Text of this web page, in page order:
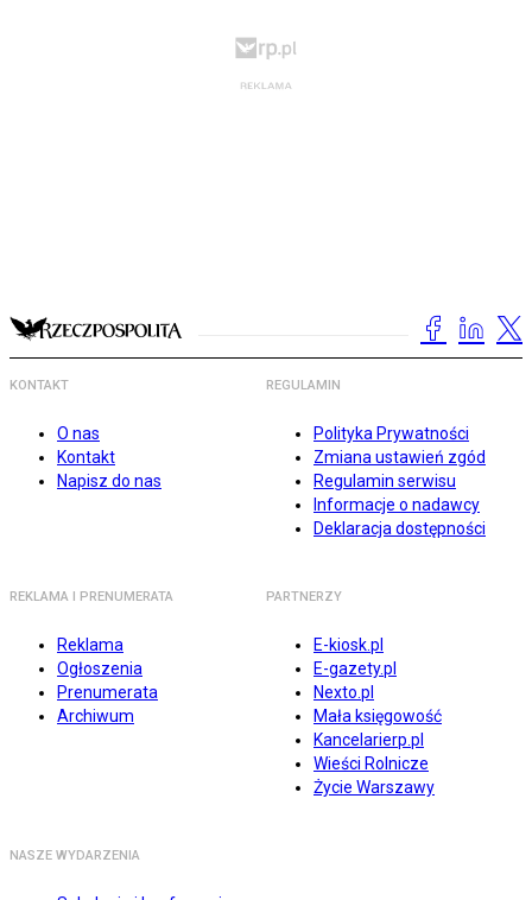
KONTAKT
O nas
Kontakt
Napisz do nas
REGULAMIN
Polityka Prywatności
Zmiana ustawień zgód
Regulamin serwisu
Informacje o nadawcy
Deklaracja dostępności
REKLAMA I PRENUMERATA
Reklama
Ogłoszenia
Prenumerata
Archiwum
PARTNERZY
E-kiosk.pl
E-gazety.pl
Nexto.pl
Mała księgowość
Kancelarierp.pl
Wieści Rolnicze
Życie Warszawy
NASZE WYDARZENIA